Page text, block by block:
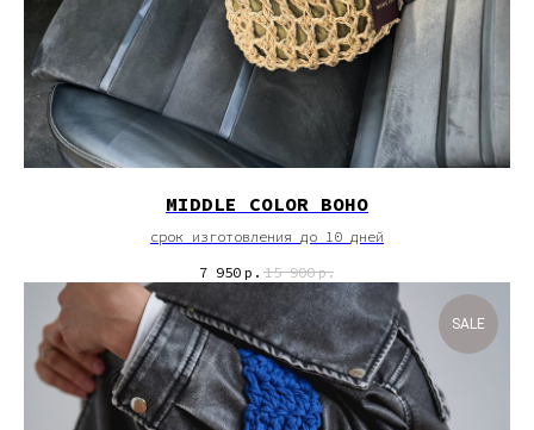
MIDDLE COLOR BOHO
срок изготовления до 10 дней
7 950 р. 15 900 р.
SALE